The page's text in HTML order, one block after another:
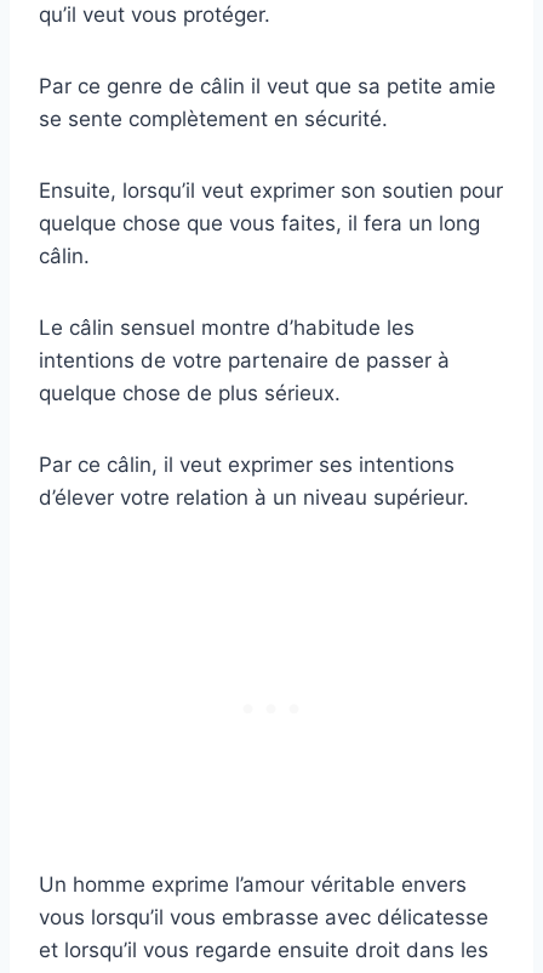
qu’il veut vous protéger.
Par ce genre de câlin il veut que sa petite amie
se sente complètement en sécurité.
Ensuite, lorsqu’il veut exprimer son soutien pour
quelque chose que vous faites, il fera un long
câlin.
Le câlin sensuel montre d’habitude les
intentions de votre partenaire de passer à
quelque chose de plus sérieux.
Par ce câlin, il veut exprimer ses intentions
d’élever votre relation à un niveau supérieur.
Un homme exprime l’amour véritable envers
vous lorsqu’il vous embrasse avec délicatesse
et lorsqu’il vous regarde ensuite droit dans les